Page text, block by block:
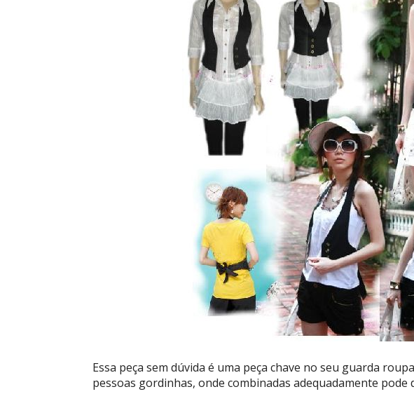
Essa peça sem dúvida é uma peça chave no seu guarda
pessoas gordinhas, onde combinadas adequadamente